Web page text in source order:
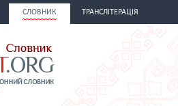
СЛОВНИК ТРАНСЛІТЕРАЦІЯ